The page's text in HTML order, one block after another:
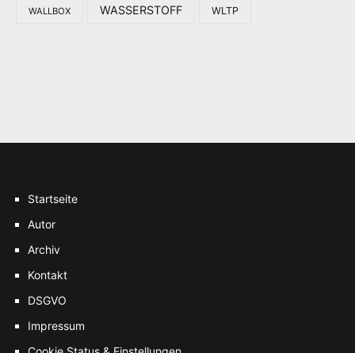
WALLBOX WASSERSTOFF WLTP
Startseite
Autor
Archiv
Kontakt
DSGVO
Impressum